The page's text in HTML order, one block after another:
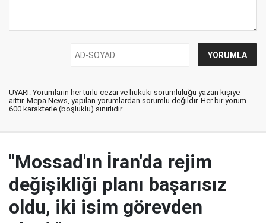
UYARI: Yorumların her türlü cezai ve hukuki sorumluluğu yazan kişiye
aittir. Mepa News, yapılan yorumlardan sorumlu değildir. Her bir yorum
600 karakterle (boşluklu) sınırlıdır.
"Mossad'ın İran'da rejim
değişikliği planı başarısız
oldu, iki isim görevden